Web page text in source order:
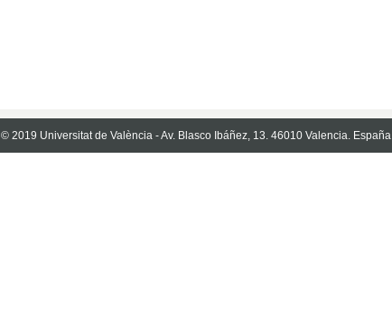
© 2019 Universitat de València - Av. Blasco Ibáñez, 13. 46010 Valencia.